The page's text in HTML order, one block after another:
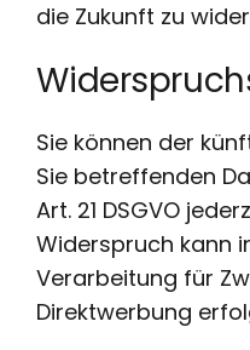
die Zukunft zu
Sie können der
Sie betreffenden
Art. 21 DSGVO
Widerspruch kann
Verarbeitung für
Direktwerbung